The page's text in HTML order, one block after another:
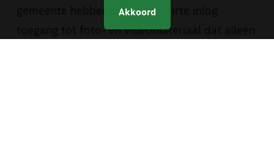
gemeente hebben met een aparte inlog
toegang tot foto- en videomateriaal dat alleen
Akkoord